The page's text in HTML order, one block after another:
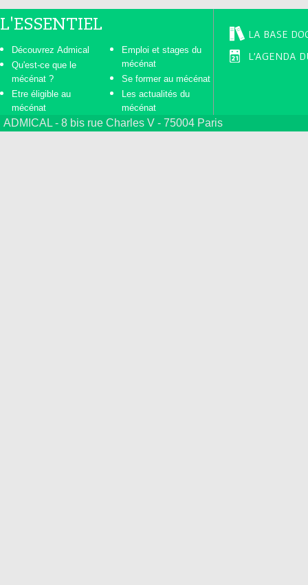
L'ESSENTIEL
Découvrez Admical
Qu'est-ce que le
mécénat ?
Etre éligible au
mécénat
Emploi et stages du
mécénat
Se former au mécénat
Les actualités du
mécénat
LA BASE
L'AGENDA
ADMICAL - 8 bis rue Charles V - 75004 Paris